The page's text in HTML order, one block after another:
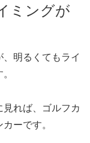
ミングが
明るくてもライ
れば、ゴルフカ
ーです。